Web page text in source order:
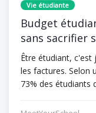
Vie étudiante
Budget
sans sacrifier
Être étudiant, c'est
les factures. Selon
73% des étudiants